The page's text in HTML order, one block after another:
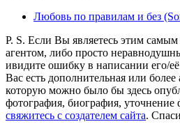
Любовь по правилам и без
P. S. Если Вы являетесь этим самым
агентом, либо просто
ивидите ошибку в написании его/
Вас есть дополнительная или
которую можно было бы здесь
фотография, биография,
свяжитесь с создателем сайта.